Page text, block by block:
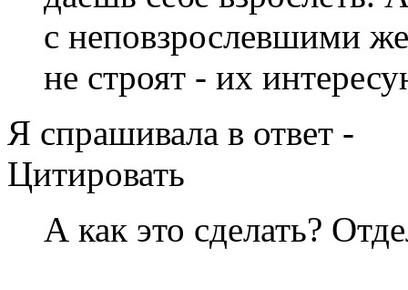
с неповзрослевшими
не строят - их
Я спрашивала в ответ -
Цитировать
А как это сделать?